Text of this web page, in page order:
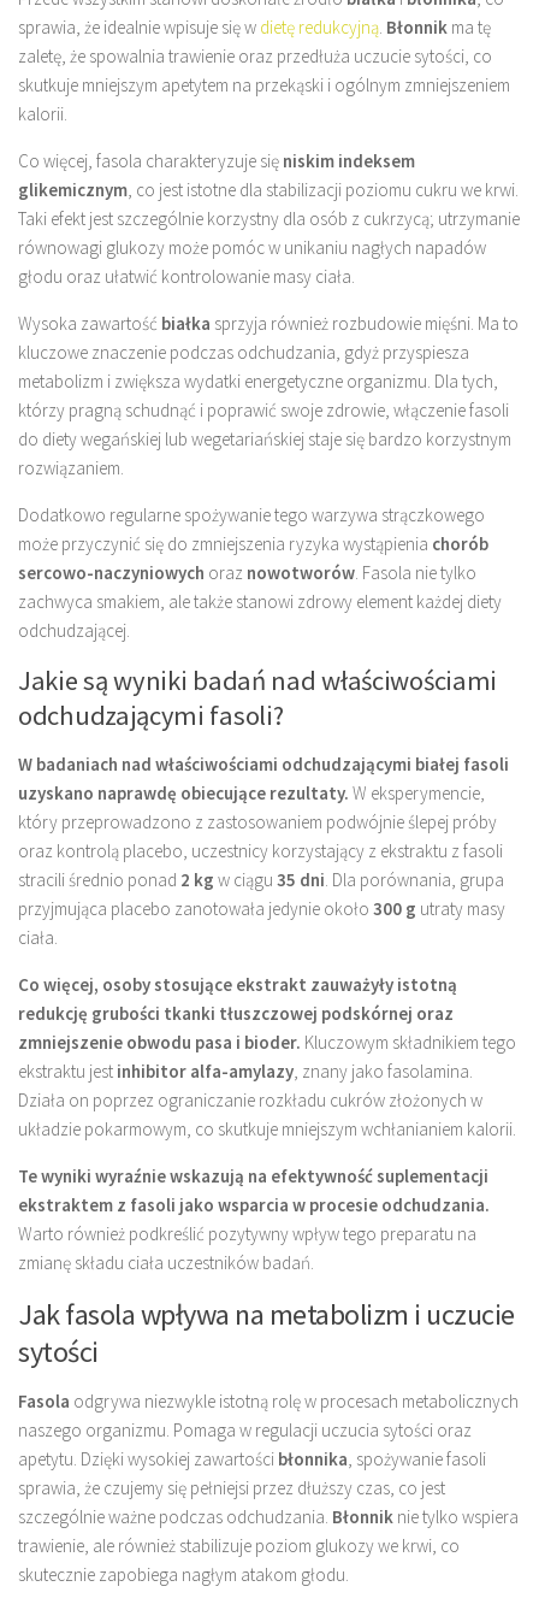
sprawia, że idealnie wpisuje się w dietę redukcyjną. Błonnik ma tę
zaletę, że spowalnia trawienie oraz przedłuża uczucie sytości, co
skutkuje mniejszym apetytem na przekąski i ogólnym zmniejszeniem
kalorii.
Co więcej, fasola charakteryzuje się niskim indeksem
glikemicznym, co jest istotne dla stabilizacji poziomu cukru we krwi.
Taki efekt jest szczególnie korzystny dla osób z cukrzycą; utrzymanie
równowagi glukozy może pomóc w unikaniu nagłych napadów
głodu oraz ułatwić kontrolowanie masy ciała.
Wysoka zawartość białka sprzyja również rozbudowie mięśni. Ma to
kluczowe znaczenie podczas odchudzania, gdyż przyspiesza
metabolizm i zwiększa wydatki energetyczne organizmu. Dla tych,
którzy pragną schudnąć i poprawić swoje zdrowie, włączenie fasoli
do diety wegańskiej lub wegetariańskiej staje się bardzo korzystnym
rozwiązaniem.
Dodatkowo regularne spożywanie tego warzywa strączkowego
może przyczynić się do zmniejszenia ryzyka wystąpienia chorób
sercowo-naczyniowych oraz nowotworów. Fasola nie tylko
zachwyca smakiem, ale także stanowi zdrowy element każdej diety
odchudzającej.
Jakie są wyniki badań nad właściwościami
odchudzającymi fasoli?
W badaniach nad właściwościami odchudzającymi białej fasoli
uzyskano naprawdę obiecujące rezultaty. W eksperymencie,
który przeprowadzono z zastosowaniem podwójnie ślepej próby
oraz kontrolą placebo, uczestnicy korzystający z ekstraktu z fasoli
stracili średnio ponad 2 kg w ciągu 35 dni. Dla porównania, grupa
przyjmująca placebo zanotowała jedynie około 300 g utraty masy
ciała.
Co więcej, osoby stosujące ekstrakt zauważyły istotną
redukcję grubości tkanki tłuszczowej podskórnej oraz
zmniejszenie obwodu pasa i bioder. Kluczowym składnikiem tego
ekstraktu jest inhibitor alfa-amylazy, znany jako fasolamina.
Działa on poprzez ograniczanie rozkładu cukrów złożonych w
układzie pokarmowym, co skutkuje mniejszym wchłanianiem kalorii.
Te wyniki wyraźnie wskazują na efektywność suplementacji
ekstraktem z fasoli jako wsparcia w procesie odchudzania.
Warto również podkreślić pozytywny wpływ tego preparatu na
zmianę składu ciała uczestników badań.
Jak fasola wpływa na metabolizm i uczucie
sytości
Fasola odgrywa niezwykle istotną rolę w procesach metabolicznych
naszego organizmu. Pomaga w regulacji uczucia sytości oraz
apetytu. Dzięki wysokiej zawartości błonnika, spożywanie fasoli
sprawia, że czujemy się pełniejsi przez dłuższy czas, co jest
szczególnie ważne podczas odchudzania. Błonnik nie tylko wspiera
trawienie, ale również stabilizuje poziom glukozy we krwi, co
skutecznie zapobiega nagłym atakom głodu.